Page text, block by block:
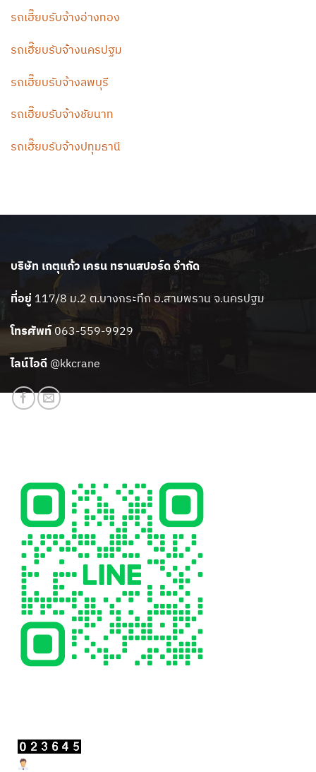
รถเฮี๊ยบรับจ้างอ่างทอง
รถเฮี๊ยบรับจ้างนครปฐม
รถเฮี๊ยบรับจ้างลพบุรี
รถเฮี๊ยบรับจ้างชัยนาท
รถเฮี๊ยบรับจ้างปทุมธานี
บริษัท เกตุแก้ว เครน ทรานสปอร์ด จำกัด
ที่อยู่ 117/8 ม.2 ต.บางกระทึก อ.สามพราน จ.นครปฐม
โทรศัพท์063-559-9929
ไลน์ไอดี @kkcrane